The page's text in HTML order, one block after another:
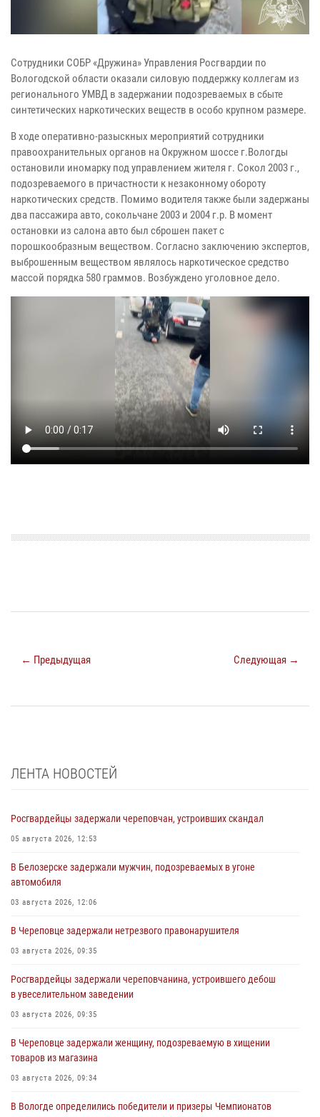
Сотрудники СОБР «Дружина» Управления Росгвардии по
Вологодской области оказали силовую поддержку коллегам из
регионального УМВД в задержании подозреваемых в сбыте
синтетических наркотических веществ в особо крупном размере.
В ходе оперативно-разыскных мероприятий сотрудники
правоохранительных органов на Окружном шоссе г.Вологды
остановили иномарку под управлением жителя г. Сокол 2003 г.,
подозреваемого в причастности к незаконному обороту
наркотических средств. Помимо водителя также были задержаны
два пассажира авто, сокольчане 2003 и 2004 г.р. В момент
остановки из салона авто был сброшен пакет с
порошкообразным веществом. Согласно заключению экспертов,
выброшенным веществом являлось наркотическое средство
массой порядка 580 граммов. Возбуждено уголовное дело.
← Предыдущая Следующая →
ЛЕНТА НОВОСТЕЙ
Росгвардейцы задержали череповчан, устроивших скандал
05 августа 2026, 12:53
В Белозерске задержали мужчин, подозреваемых в угоне
автомобиля
03 августа 2026, 12:06
В Череповце задержали нетрезвого правонарушителя
03 августа 2026, 09:35
Росгвардейцы задержали череповчанина, устроившего дебош
в увеселительном заведении
03 августа 2026, 09:35
В Череповце задержали женщину, подозреваемую в хищении
товаров из магазина
03 августа 2026, 09:34
В Вологде определились победители и призеры Чемпионатов